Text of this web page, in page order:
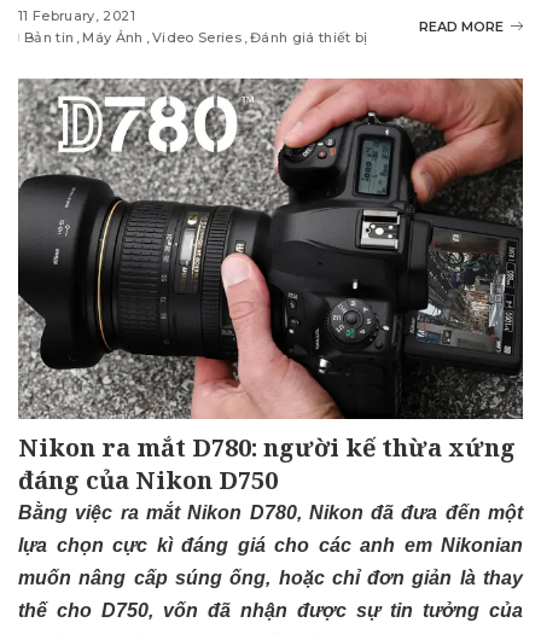
11 February, 2021
Bản tin
Máy Ảnh Video Series Đánh giá thiết bị
READ MORE
Nikon ra mắt D780: người kế thừa xứng
đáng của Nikon D750
Bằng việc ra mắt Nikon D780, Nikon đã đưa đến một
lựa chọn cực kì đáng giá cho các anh em Nikonian
muốn nâng cấp súng ống, hoặc chỉ đơn giản là thay
thế cho D750, vốn đã nhận được sự tin tưởng của